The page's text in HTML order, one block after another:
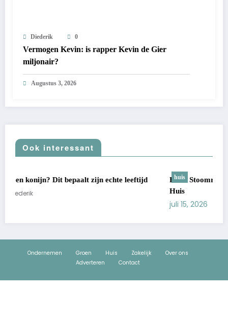
Diederik 0
Vermogen Kevin: is rapper Kevin de Gier
miljonair?
Augustus 3, 2026
Ook interessant
huis
Beste Stoomreiniger: 7 Keuzes Voor Een Echt Schoon
Groen Zakelijk